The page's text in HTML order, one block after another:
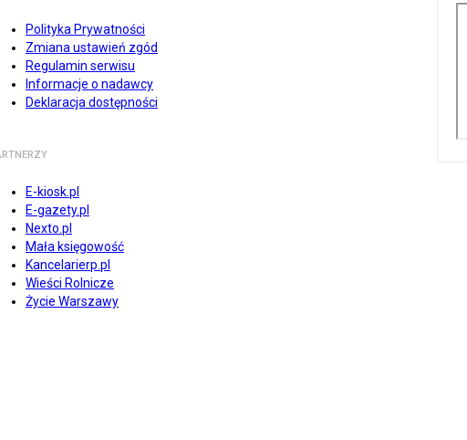
Polityka Prywatności
Zmiana ustawień zgód
Regulamin serwisu
Informacje o nadawcy
Deklaracja dostępności
E-kiosk.pl
E-gazety.pl
Nexto.pl
Mała księgowość
Kancelarierp.pl
Wieści Rolnicze
Życie Warszawy